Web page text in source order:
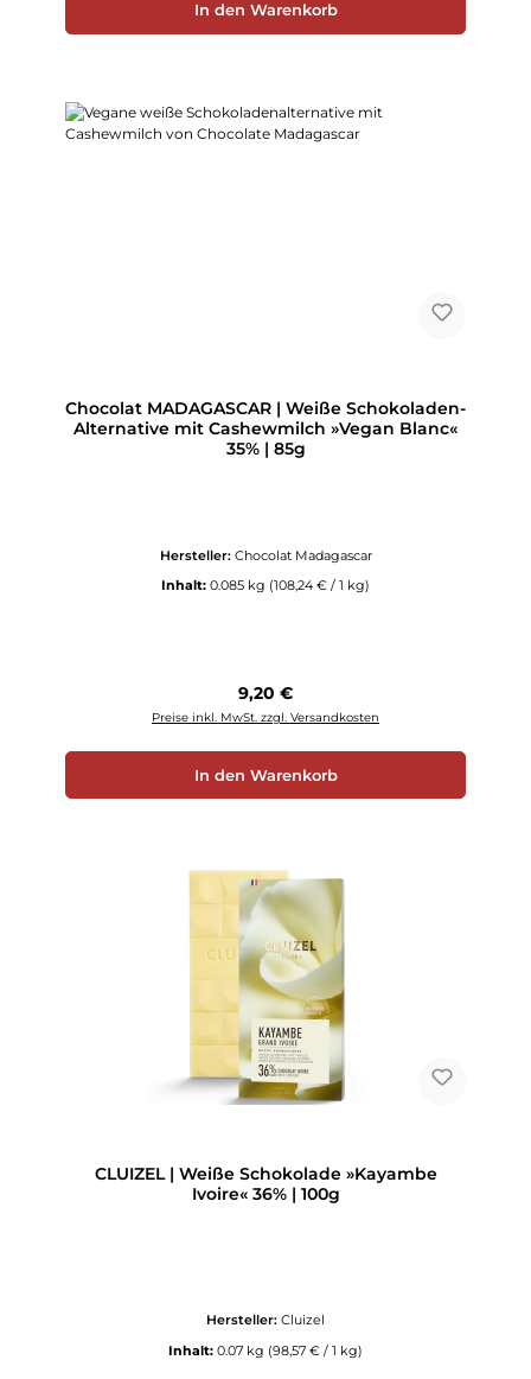
In den Warenkorb
Chocolat MADAGASCAR | Weiße Schokoladen-
Alternative mit Cashewmilch »Vegan Blanc«
35% | 85g
Hersteller: Chocolat Madagascar
Inhalt: 0.085 kg (108,24 € / 1 kg)
Regulärer Preis:
9,20 €
Preise inkl. MwSt. zzgl. Versandkosten
In den Warenkorb
CLUIZEL | Weiße Schokolade »Kayambe
Ivoire« 36% | 100g
Hersteller: Cluizel
Inhalt: 0.07 kg (98,57 € / 1 kg)